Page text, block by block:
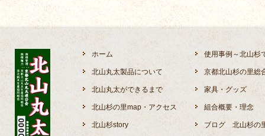
ホーム
北山丸太製品について
北山丸太ができるまで
北山杉の里map・アクセス
北山杉story
使用事例～北山杉
京都北山杉の里総
家具・グッズ
組合概要・理念
ブログ 北山杉の